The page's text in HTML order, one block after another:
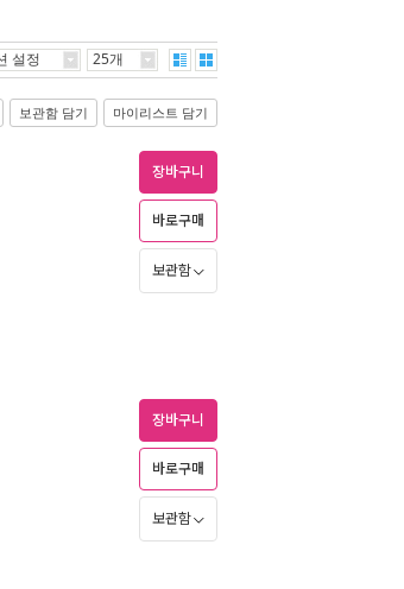
설정 25개
보관함 담기 마이리스트 담기
장바구니
바로구매
보관함
장바구니
바로구매
보관함